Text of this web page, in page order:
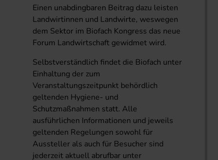
Einen unabdingbaren Beitrag dazu leisten
Landwirtinnen und Landwirte, weswegen
dem Sektor im Biofach Kongress das neue
Forum Landwirtschaft gewidmet wird.
Selbstverständlich findet die Biofach unter
Einhaltung der zum
Veranstaltungszeitpunkt behördlich
geltenden Hygiene- und
Schutzmaßnahmen statt. Alle
ausführlichen Informationen und jeweils
geltenden Regelungen sowohl für
Aussteller als auch für Besucher sind
jederzeit aktuell abrufbar unter